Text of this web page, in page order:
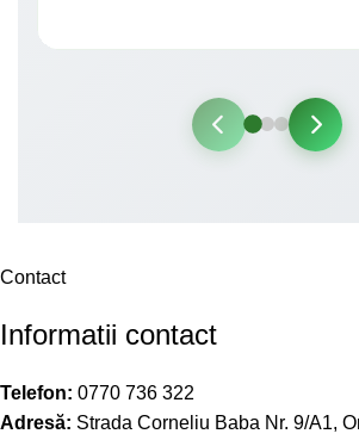
Contact
Informatii contact
Telefon: 0770 736 322
Adresă: Strada Corneliu Baba Nr. 9/A1,